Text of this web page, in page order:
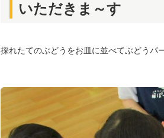
いただきま～す
採れたてのぶどうをお皿に並べてぶどうパ